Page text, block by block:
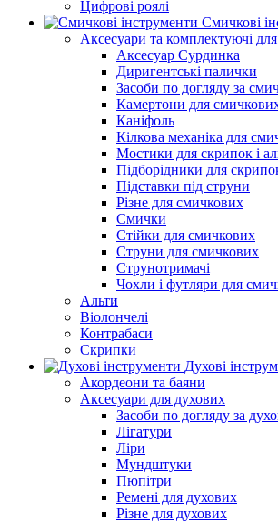
Цифрові роялі
Смичкові
Аксесуари та комплектуючі
Аксесуар Сурдинка
Диригентські палички
Засоби по догляду за
Камертони для
Каніфоль
Кілкова механіка для
Мостики для скрипок і
Підборiдники для скрипок
Підставки під струни
Різне для смичкових
Смички
Стійки для смичкових
Струни для смичкових
Струнотримачі
Чохли і футляри для
Альти
Віолончелі
Контрабаси
Скрипки
Духові
Акордеони та баяни
Аксесуари для духових
Засоби по догляду за
Лігатури
Ліри
Мундштуки
Пюпітри
Ремені для духових
Різне для духових